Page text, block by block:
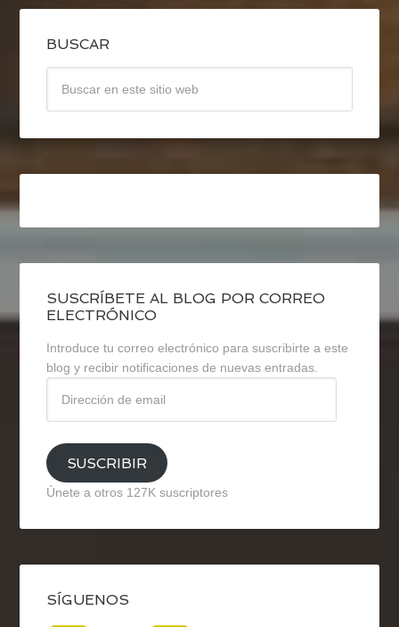
BUSCAR
SUSCRÍBETE AL BLOG POR CORREO
ELECTRÓNICO
Introduce tu correo electrónico para suscribirte a este
blog y recibir notificaciones de nuevas entradas.
email
SUSCRIBIR
Únete a otros 127K suscriptores
SÍGUENOS